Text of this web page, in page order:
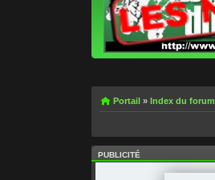
Portail »Index du forum
PUBLICITÉ